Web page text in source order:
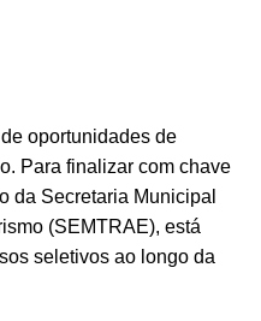
oportunidades de
Para finalizar com chave
da Secretaria Municipal
(SEMTRAE), está
seletivos ao longo da